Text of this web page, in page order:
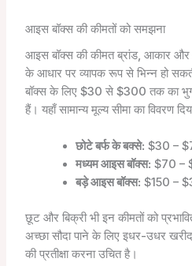
आइस बॉक्स की कीमतों को समझना
आइस बॉक्स की कीमत ब्रांड, आकार
के आधार पर व्यापक रूप से भिन्न हो
बॉक्स के लिए $30 से $300 तक का
हैं। यहाँ सामान्य मूल्य सीमा का विवरण
छोटे बर्फ के बक्से: $30 –
मध्यम आइस बॉक्स: $70 –
बड़े आइस बॉक्स: $150 –
छूट और बिक्री भी इन कीमतों को
अच्छा सौदा पाने के लिए इधर-उधर
की प्रतीक्षा करना उचित है।